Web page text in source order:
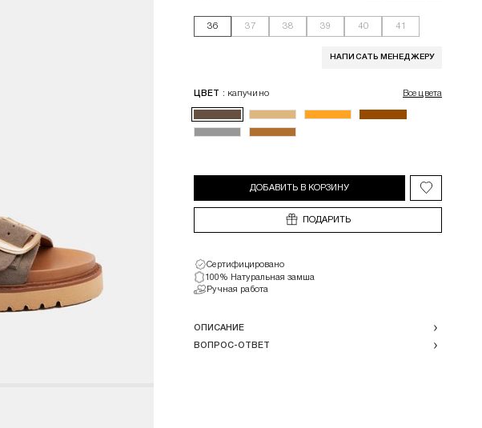
36 37 38 39 40 41
НАПИСАТЬ МЕНЕДЖЕРУ
ЦВЕТ : капучино Все цвета
ДОБАВИТЬ В КОРЗИНУ Добавить в
ПОДАРИТЬ
Сертифицировано
100% Натуральная замша
Ручная работа
ОПИСАНИЕ
ВОПРОС-ОТВЕТ